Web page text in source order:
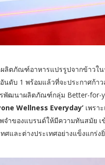
ตภัณฑ์อาหารแปรรูปจากข้าวใ
อันดับ 1 พร้อมแล้วที่จะประกาศก้
พัฒนาผลิตภัณฑ์กลุ่ม Better-for-
Wellness Everyday’ เพรา
จำของแบรนด์ให้มีความทันสมัย
ศและต่างประเทศอย่างแข็งแกร่